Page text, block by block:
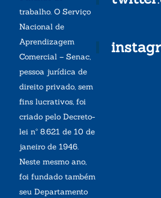
trabalho. O Serviço
Nacional de
Aprendizagem
Comercial – Senac,
pessoa jurídica de
direito privado, sem
fins lucrativos, foi
criado pelo Decreto-
lei nº 8.621 de 10 de
janeiro de 1946.
Neste mesmo ano,
foi fundado também
seu Departamento